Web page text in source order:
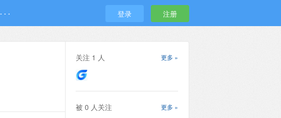
· · · 登录 注册
更多 »
关注 1 人
更多 »
被 0 人关注